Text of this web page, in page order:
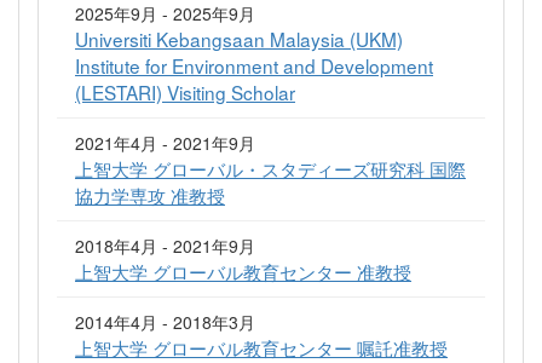
2025年9月 - 2025年9月
Universiti Kebangsaan Malaysia (UKM)
Institute for Environment and Development
(LESTARI) Visiting Scholar
2021年4月 - 2021年9月
上智大学 グローバル・スタディーズ研究科 国際
協力学専攻 准教授
2018年4月 - 2021年9月
上智大学 グローバル教育センター 准教授
2014年4月 - 2018年3月
上智大学 グローバル教育センター 嘱託准教授